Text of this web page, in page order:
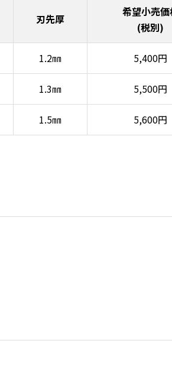
刃先厚
希望小売価
(税別)
1.2㎜ 5,400円
1.3㎜ 5,500円
1.5㎜ 5,600円